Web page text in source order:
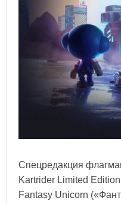
Спецредакция
Kartrider Limited
Fantasy Unicorn